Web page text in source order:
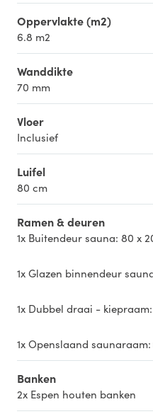
Oppervlakte (m2)
6.8 m2
Wanddikte
70 mm
Vloer
Inclusief
Luifel
80 cm
Ramen & deuren
1x Buitendeur sauna: 80 x
1x Glazen binnendeur
1x Dubbel draai - kiepraam:
1x Openslaand
Banken
2x Espen houten banken